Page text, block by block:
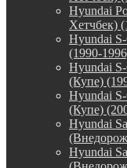
Hyundai
Хетчбек)
Hyundai
(1990-
Hyundai
(Купе)
Hyundai
(Купе)
Hyundai
Hyundai